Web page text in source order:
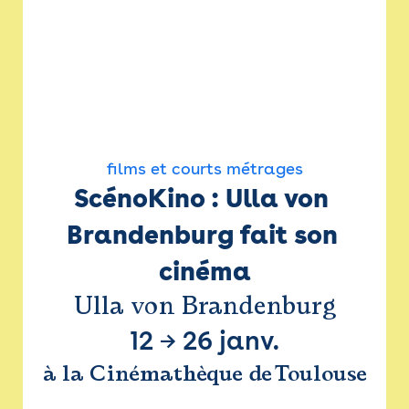
films et courts métrages
ScénoKino : Ulla von
Brandenburg fait son
cinéma
Ulla von Brandenburg
12 → 26 janv.
à la Cinémathèque de Toulouse